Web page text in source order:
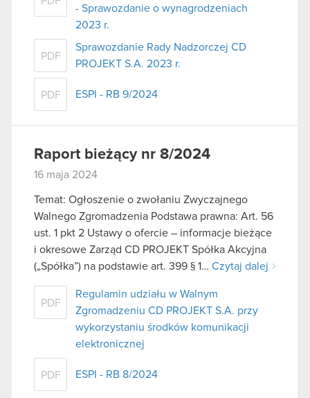
- Sprawozdanie o wynagrodzeniach
2023 r.
PDF
Sprawozdanie Rady Nadzorczej CD
PROJEKT S.A. 2023 r.
PDF ESPI - RB 9/2024
Raport bieżący nr 8/2024
16 maja 2024
Temat: Ogłoszenie o zwołaniu Zwyczajnego
Walnego Zgromadzenia Podstawa prawna: Art. 56
ust. 1 pkt 2 Ustawy o ofercie – informacje bieżące
i okresowe Zarząd CD PROJEKT Spółka Akcyjna
(„Spółka”) na podstawie art. 399 § 1… Czytaj dalej
PDF
Regulamin udziału w Walnym
Zgromadzeniu CD PROJEKT S.A. przy
wykorzystaniu środków komunikacji
elektronicznej
PDF ESPI - RB 8/2024